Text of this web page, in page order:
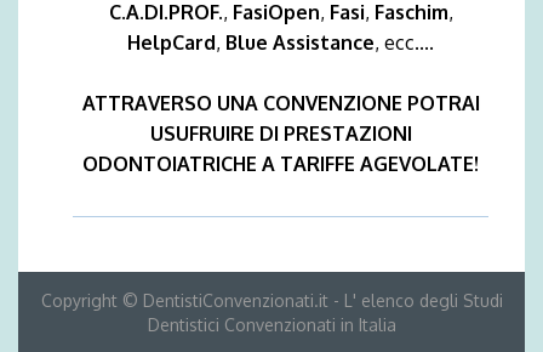
C.A.DI.PROF., FasiOpen, Fasi, Faschim,
HelpCard, Blue Assistance, ecc....
ATTRAVERSO UNA CONVENZIONE POTRAI
USUFRUIRE DI PRESTAZIONI
ODONTOIATRICHE A TARIFFE AGEVOLATE!
Copyright © DentistiConvenzionati.it - L' elenco degli Studi
Dentistici Convenzionati in Italia